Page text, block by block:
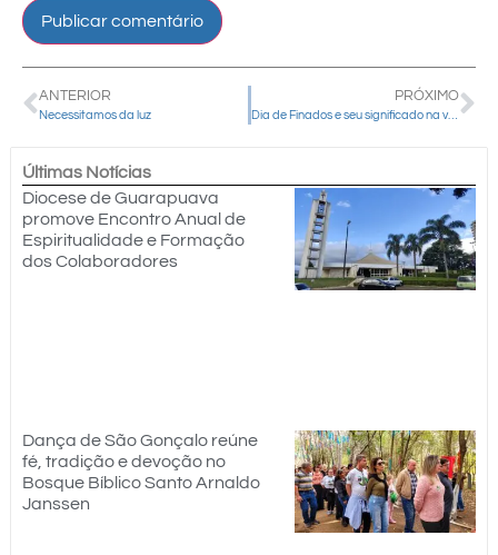
ANTERIOR
Necessitamos da luz
PRÓXIMO
Dia de Finados e seu significado na vida cristã e na saúde emocional será tema de ‘Live formativa’
Últimas Notícias
Diocese de Guarapuava
promove Encontro Anual de
Espiritualidade e Formação
dos Colaboradores
Dança de São Gonçalo reúne
fé, tradição e devoção no
Bosque Bíblico Santo Arnaldo
Janssen